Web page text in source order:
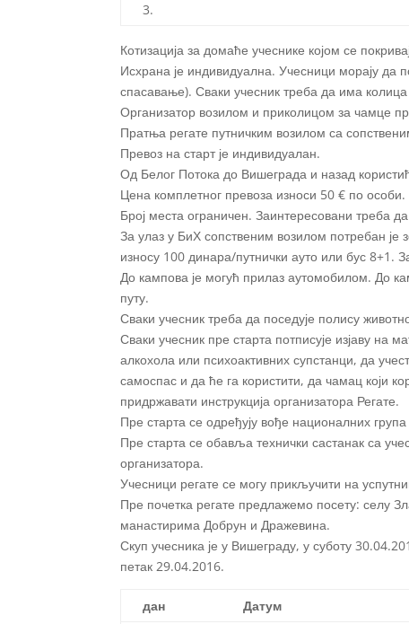
3.
Котизација за домаће учеснике којом се
Исхрана је индивидуална. Учесници морају да
спасавање). Сваки учесник треба да има
Организатор возилом и приколицом за чамце
Пратња регате путничким возилом са
Превоз на старт је индивидуалан.
Од Белог Потока до Вишеграда и назад
Цена комплетног превоза износи 50 € по особи.
Број места ограничен. Заинтересовани треба
За улаз у БиХ сопственим возилом потребан је
износу 100 динара/путнички ауто или бус 8+1.
До кампова је могућ прилаз аутомобилом. До
путу.
Сваки учесник треба да поседује полису
Сваки учесник пре старта потписује изјаву на
алкохола или психоактивних супстанци, да
самоспас и да ће га користити, да чамац који
придржавати инструкција организатора Регате.
Пре старта се одређују вође националних
Пре старта се обавља технички састанак са
организатора.
Учесници регате се могу прикључити на
Пре почетка регате предлажемо посету: селу
манастирима Добрун и Дражевина.
Скуп учесника је у Вишеграду, у суботу
петак 29.04.2016.
дан Датум